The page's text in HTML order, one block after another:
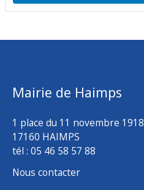
Mairie de Haimps
1 place du 11 novembre 1918
17160 HAIMPS
tél : 05 46 58 57 88
Nous contacter